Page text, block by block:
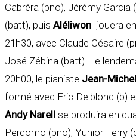
Cabréra (pno), Jérémy
(batt), puis Aléliwon jouera
21h30, avec Claude Césaire
José Zébina (batt). Le
20h00, le pianiste Jean-
formé avec Eric Delblond (b)
Andy Narell se produira en
Perdomo (pno), Yunior Terry